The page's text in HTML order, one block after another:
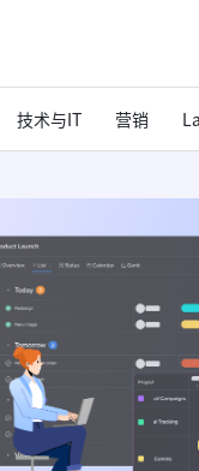
技术与IT 营销